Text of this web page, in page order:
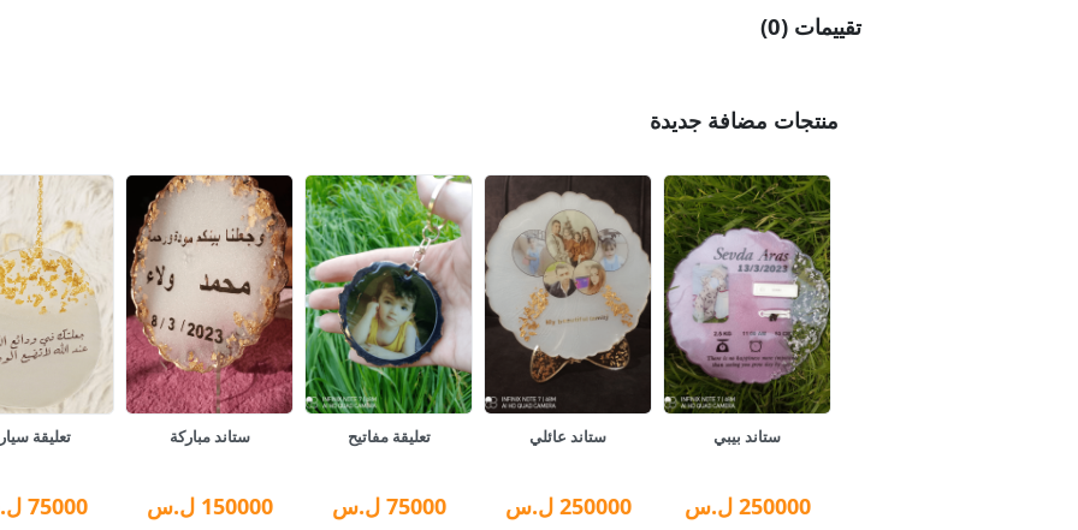
تقييمات (0)
منتجات مضافة جديدة
ستاند بيبي
250000 ل.س
ستاند عائلي
250000 ل.س
تعليقة مفاتيح
75000 ل.س
ستاند مباركة
150000 ل.س
تعليقة
75000